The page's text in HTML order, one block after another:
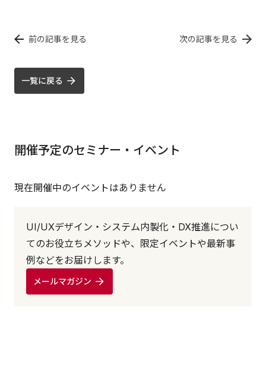
前の記事を見る 次の記事を見る
一覧に戻る
開催予定のセミナー・イベント
現在開催中のイベントはありません
UI/UXデザイン・システム内製化・DX推進につい
てのお役立ちメソッドや、限定イベントや最新事
例などをお届けします。
メールマガジン